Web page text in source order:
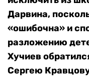
Дарвина,
«ошибочна» и
разложению
Хучиев
Сергею